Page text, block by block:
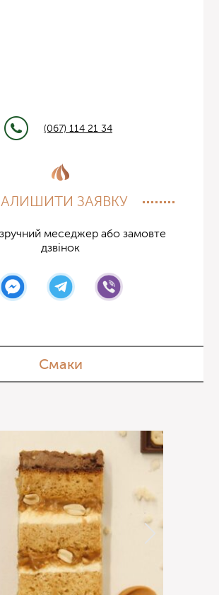
(067) 114 21 34
ЗАЯВКУ
меседжер або замовте
дзвінок
Смаки